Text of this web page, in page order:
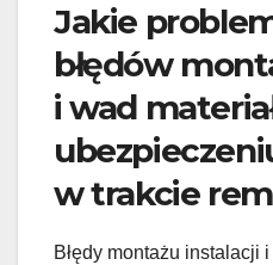
Jakie
błędów
i wad
w trakcie
Błędy montażu instalacji